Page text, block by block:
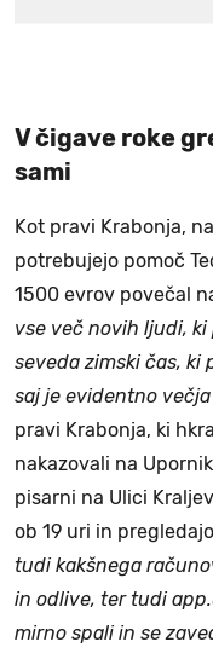
V čigave roke
sami
Kot pravi Krabonja,
potrebujejo pomoč
1500 evrov povečal
vse več novih ljudi,
seveda zimski čas,
saj je evidentno
pravi Krabonja, ki
nakazovali na
pisarni na Ulici
ob 19 uri in
tudi kakšnega
in odlive, ter tudi
mirno spali in se